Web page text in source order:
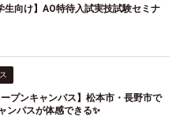
生向け】AO特待入試実技試験セミナ
ープンキャンパス】松本市・長野市で
ンパスが体感できる✨